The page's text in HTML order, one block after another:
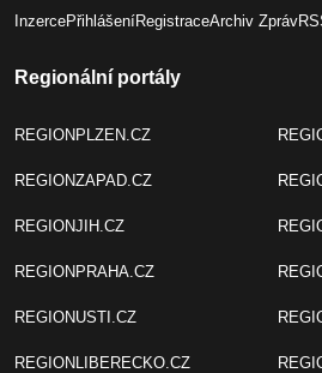
InzercePřihlášeníRegistraceArchiv Zpráv
Regionální portály
REGIONPLZEN.CZ
REGIONZAPAD.CZ
REGIONJIH.CZ
REGIONPRAHA.CZ
REGIONUSTI.CZ
REGIONLIBERECKO.CZ